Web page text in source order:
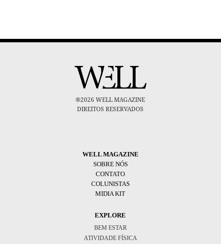
®2026 WELL MAGAZINE
DIREITOS RESERVADOS
WELL MAGAZINE
SOBRE NÓS
CONTATO
COLUNISTAS
MIDIA KIT
EXPLORE
BEM ESTAR
ATIVIDADE FÍSICA